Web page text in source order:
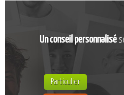
Un conseil personnalisé
Particulier